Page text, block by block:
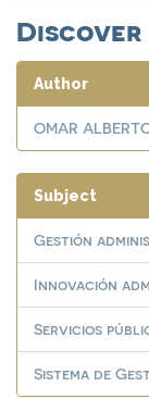
Discover
Author
OMAR
Subject
Gestión
Innovación
Servicios
Sistema de